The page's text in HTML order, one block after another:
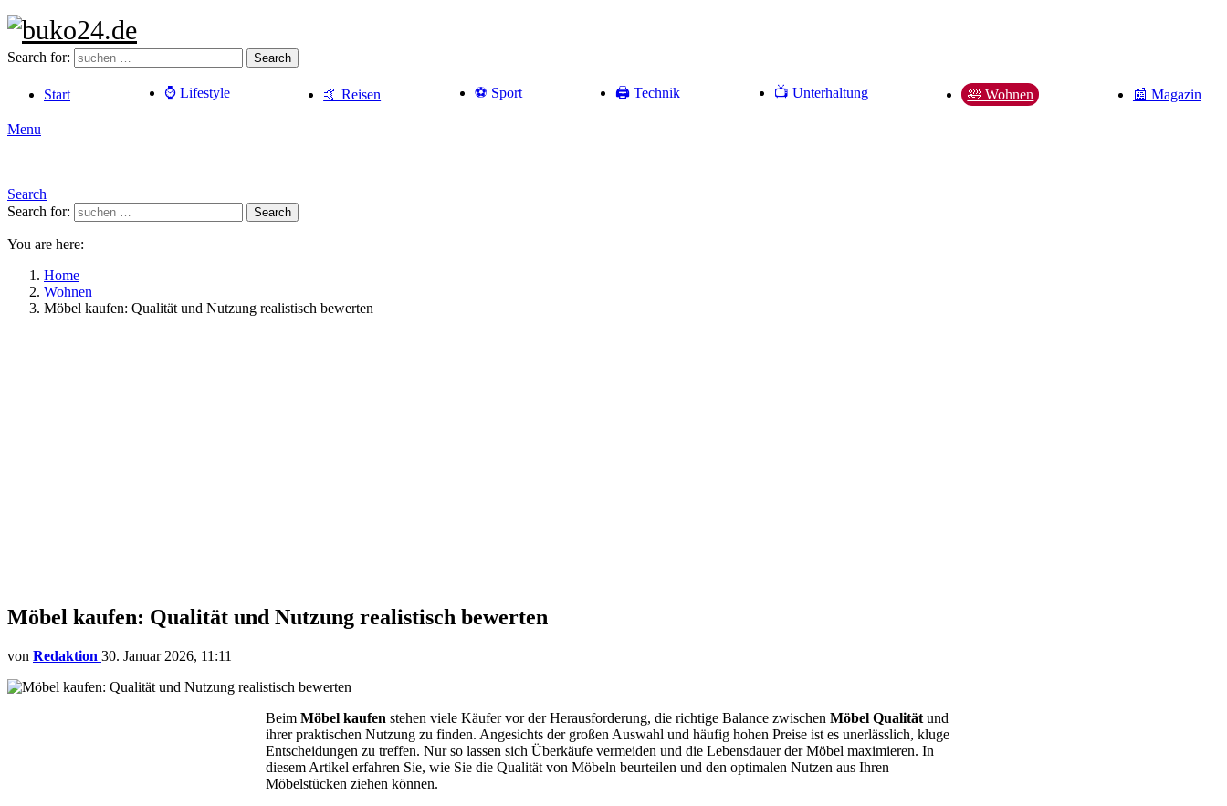
Search for: Search
Start ⌚️ Lifestyle 🤙 Reisen ⚽️ Sport 🖨️ Technik 📺 Unterhaltung 🛀 Wohnen 📰 Magazin
Menu
Search
Search for:
Search
You are here:
Home
Wohnen
Möbel kaufen: Qualität und Nutzung realistisch bewerten
Möbel kaufen: Qualität und Nutzung realistisch bewerten
von Redaktion 30. Januar 2026, 11:11
Beim Möbel kaufen stehen viele Käufer vor der Herausforderung, die richtige Balance zwischen Möbel Qualität und
ihrer praktischen Nutzung zu finden. Angesichts der großen Auswahl und häufig hohen Preise ist es unerlässlich, kluge
Entscheidungen zu treffen. Nur so lassen sich Überkäufe vermeiden und die Lebensdauer der Möbel maximieren. In
diesem Artikel erfahren Sie, wie Sie die Qualität von Möbeln beurteilen und den optimalen Nutzen aus Ihren
Möbelstücken ziehen können.